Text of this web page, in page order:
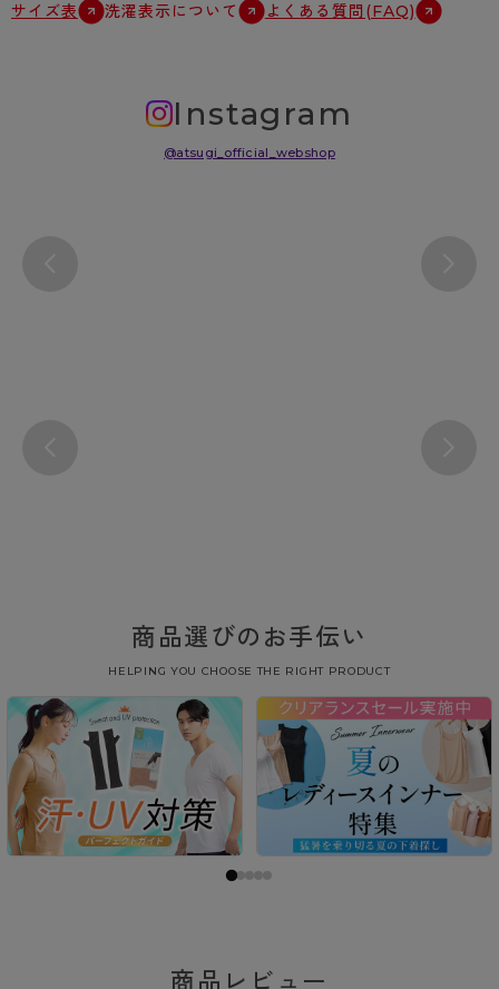
サイズ表 洗濯表示について よくある質問(FAQ)
Instagram
@atsugi_official_webshop
商品選びのお手伝い
HELPING YOU CHOOSE THE RIGHT PRODUCT
商品レビュー